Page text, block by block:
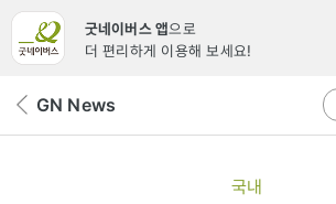
굿네이버스 앱으로
더 편리하게 이용해 보세요!
뒤 GN News
국내